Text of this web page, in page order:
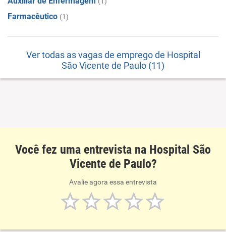
Farmacêutico (1)
Ver todas as vagas de emprego de Hospital
São Vicente de Paulo (11)
Você fez uma entrevista na Hospital São
Vicente de Paulo?
Avalie agora essa entrevista